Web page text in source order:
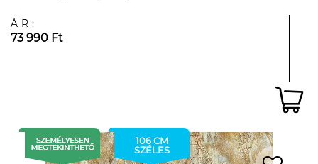
ÁR:
73 990 Ft
106 CM
SZÉLES